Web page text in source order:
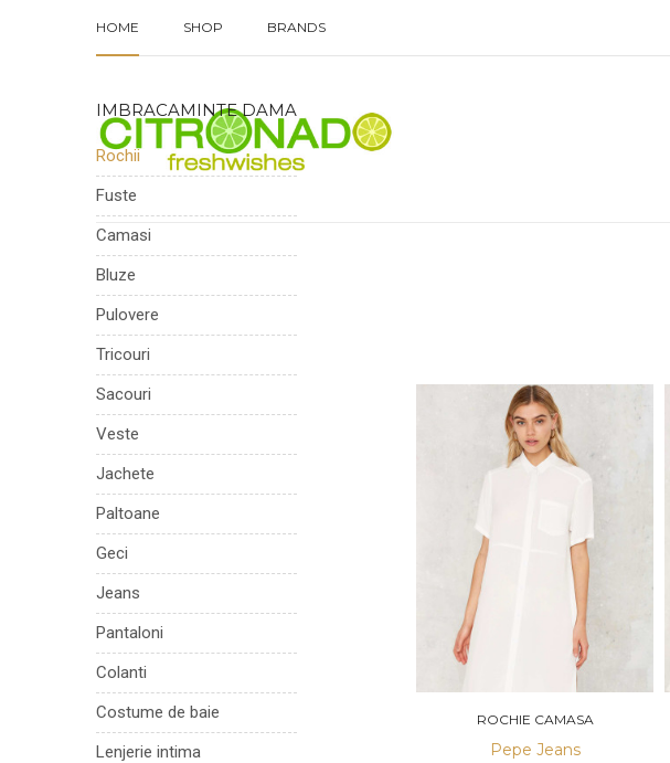
HOME SHOP BRANDS
ROCHIE CAMASA
Pepe Jeans
IMBRACAMINTE DAMA
Rochii
Fuste
Camasi
Bluze
Pulovere
Tricouri
Sacouri
Veste
Jachete
Paltoane
Geci
Jeans
Pantaloni
Colanti
Costume de baie
Lenjerie intima